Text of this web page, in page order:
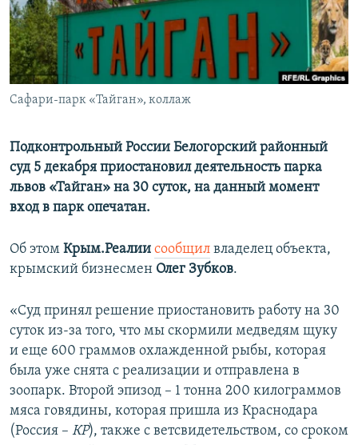
ПОБЕДИТЕЛЕЙ НЕ СУДЯТ?
КРЫМ.НЕПОКОРЕННЫЙ
ELIFBE
УКРАИНСКАЯ ПРОБЛЕМА КРЫМА
ПРИСОЕДИНЯЙТЕСЬ!
Сафари-парк «Тайган», коллаж
Подконтрольный России Белогорский районный
суд 5 декабря приостановил деятельность парка
львов «Тайган» на 30 суток, на данный момент
вход в парк опечатан.
Об этом Крым.Реалии сообщил владелец объекта,
крымский бизнесмен Олег Зубков.
«Суд принял решение приостановить работу на 30
суток из-за того, что мы скормили медведям щуку
и еще 600 граммов охлажденной рыбы, которая
была уже снята с реализации и отправлена в
зоопарк. Второй эпизод – 1 тонна 200 килограммов
мяса говядины, которая пришла из Краснодара
(Россия – КР), также с ветсвидетельством, со сроком